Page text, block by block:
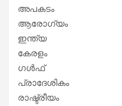
അപകടം
ആരോഗ്യം
ഇന്ത്യ
കേരളം
ഗൾഫ്
പ്രാദേശികം
രാഷ്ട്രീയം